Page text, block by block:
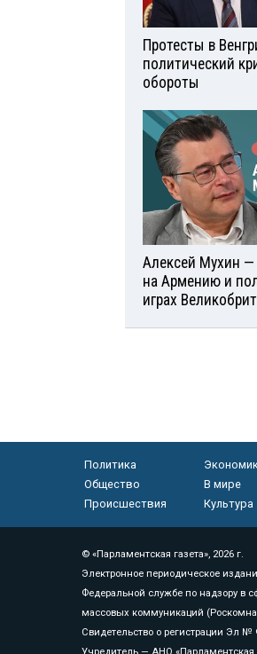
Протесты в
политический
обороты
Алексей Мухин —
на Армению и
играх
Политика
Общество
В мире
Происшествия
Культура
© «Парламентская газета», 2026 г.
Электронное периодическое
Федеральной службе по надзору в
массовых коммуникаций
Свидетельство о регистрации Эл №